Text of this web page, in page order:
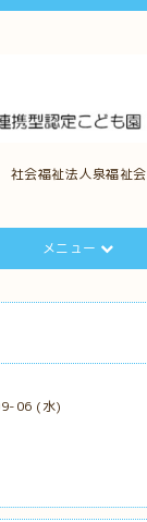
社会福祉法人泉福祉会
メニュー
06 (水)